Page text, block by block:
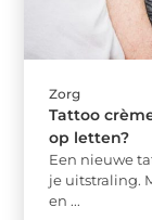
Zorg
Tattoo
op letten?
Een nieuwe
je uitstraling.
en ...